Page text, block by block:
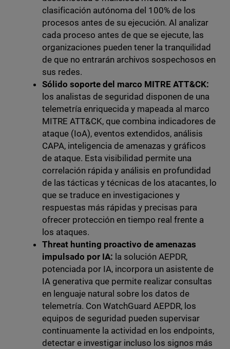
clasificación autónoma del 100% de los
procesos antes de su ejecución. Al analizar
cada proceso antes de que se ejecute, las
organizaciones pueden tener la tranquilidad
de que no entrarán archivos sospechosos en
sus redes.
Sólido soporte del marco MITRE ATT&CK:
los analistas de seguridad disponen de una
telemetría enriquecida y mapeada al marco
MITRE ATT&CK, que combina indicadores de
ataque (IoA), eventos extendidos, análisis
CAPA, inteligencia de amenazas y gráficos
de ataque. Esta visibilidad permite una
correlación rápida y análisis en profundidad
de las tácticas y técnicas de los atacantes, lo
que se traduce en investigaciones y
respuestas más rápidas y precisas para
ofrecer protección en tiempo real frente a
los ataques.
Threat hunting proactivo de amenazas
impulsado por IA: la solución AEPDR,
potenciada por IA, incorpora un asistente de
IA generativa que permite realizar consultas
en lenguaje natural sobre los datos de
telemetría. Con WatchGuard AEPDR, los
equipos de seguridad pueden supervisar
continuamente la actividad en los endpoints,
detectar e investigar incluso los signos más